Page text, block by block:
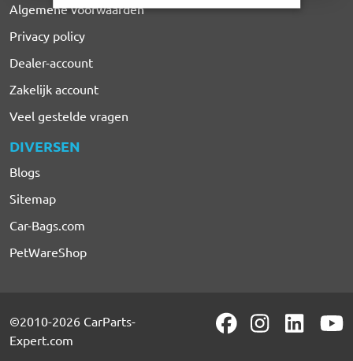
Algemene voorwaarden
Privacy policy
Dealer-account
Zakelijk account
Veel gestelde vragen
DIVERSEN
Blogs
Sitemap
Car-Bags.com
PetWareShop
©2010-2026 CarParts-
Expert.com